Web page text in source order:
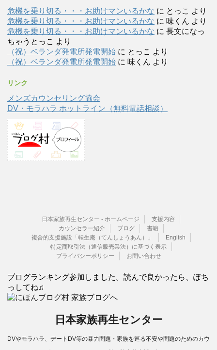
危機を乗り切る・・・お助けマンいるかな に とっこ より
危機を乗り切る・・・お助けマンいるかな に 味くん より
危機を乗り切る・・・お助けマンいるかな に 長文になっ
ちゃうとっこ より
（祝）ベランダ発電所発電開始 に とっこ より
（祝）ベランダ発電所発電開始 に 味くん より
リンク
メンズカウンセリング協会
DV・モラハラ ホットライン（無料電話相談）
日本家族再生センター - ホームページ
支援内容
カウンセラー紹介
ブログ
書籍
複合的支援施設「転生庵（てんしょうあん）」
English
特定商取引法（通信販売業法）に基づく表示
プライバシーポリシー
お問い合わせ
ブログランキング参加しました。読んで良かったら、ぽち
っしてね♫
日本家族再生センター
DVやモラハラ、デートDV等の暴力問題・家族を巡る不安や問題のためのカウ